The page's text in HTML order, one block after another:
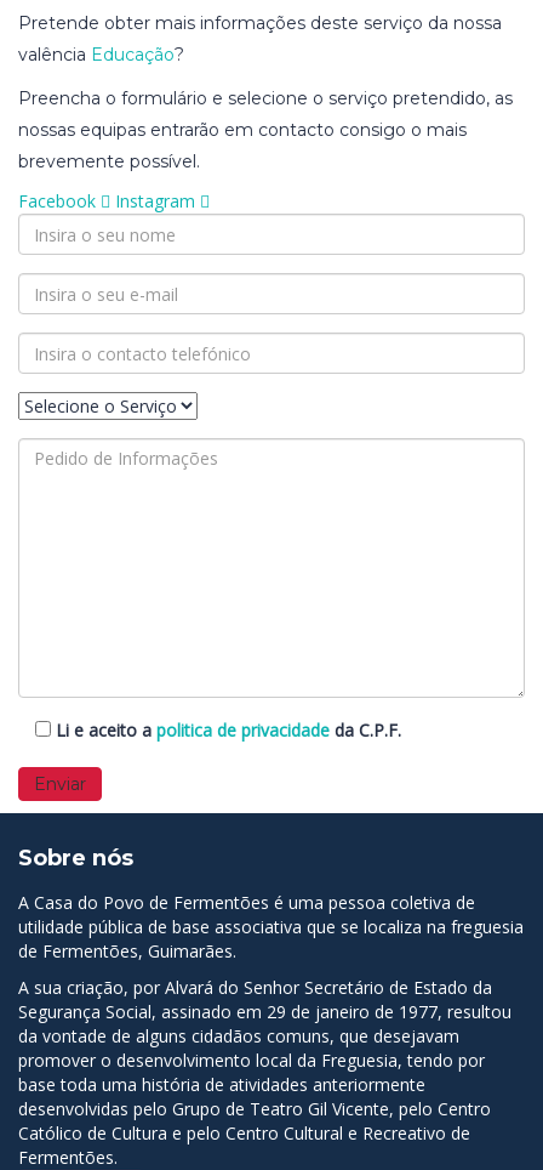
Pretende obter mais informações deste serviço da nossa
valência Educação?
Preencha o formulário e selecione o serviço pretendido, as
nossas equipas entrarão em contacto consigo o mais
brevemente possível.
Facebook Instagram
Li e aceito a politica de privacidade da C.P.F.
Sobre nós
A Casa do Povo de Fermentões é uma pessoa coletiva de
utilidade pública de base associativa que se localiza na freguesia
de Fermentões, Guimarães.
A sua criação, por Alvará do Senhor Secretário de Estado da
Segurança Social, assinado em 29 de janeiro de 1977, resultou
da vontade de alguns cidadãos comuns, que desejavam
promover o desenvolvimento local da Freguesia, tendo por
base toda uma história de atividades anteriormente
desenvolvidas pelo Grupo de Teatro Gil Vicente, pelo Centro
Católico de Cultura e pelo Centro Cultural e Recreativo de
Fermentões.